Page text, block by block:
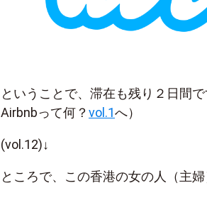
ということで、滞在も残り２日間
Airbnbって何？ vol.1へ）
(vol.12)↓
ところで、この香港の女の人（主